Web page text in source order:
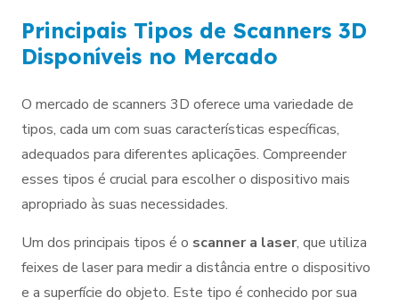
Principais Tipos de Scanners 3D
Disponíveis no Mercado
O mercado de scanners 3D oferece uma variedade de
tipos, cada um com suas características específicas,
adequados para diferentes aplicações. Compreender
esses tipos é crucial para escolher o dispositivo mais
apropriado às suas necessidades.
Um dos principais tipos é o scanner a laser, que utiliza
feixes de laser para medir a distância entre o dispositivo
e a superfície do objeto. Este tipo é conhecido por sua